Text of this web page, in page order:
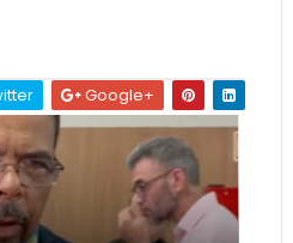
Google+